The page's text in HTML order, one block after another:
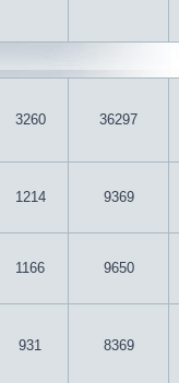
3260 36297
1214 9369
1166 9650
931 8369